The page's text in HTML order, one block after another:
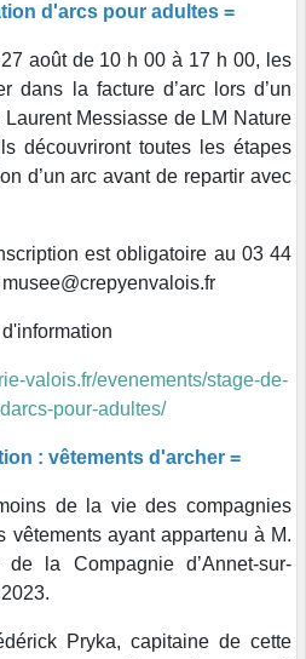
d'arcs pour adultes =
août de 10 h 00 à 17 h 00, les
dans la facture d’arc lors d’un
Messiasse de LM Nature
découvriront toutes les étapes
d’un arc avant de repartir avec
est obligatoire au 03 44
valois.fr/evenements/stage-de-
pour-adultes/
: vêtements d'archer =
de la vie des compagnies
vêtements ayant appartenu à M.
la Compagnie d’Annet-sur-
Pryka, capitaine de cette